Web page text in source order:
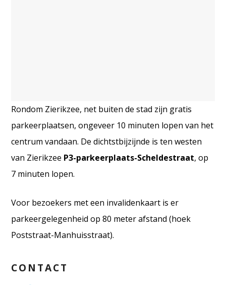
Rondom Zierikzee, net buiten de stad zijn gratis
parkeerplaatsen, ongeveer 10 minuten lopen van het
centrum vandaan. De dichtstbijzijnde is ten westen
van Zierikzee P3-parkeerplaats-Scheldestraat, op
7 minuten lopen.
Voor bezoekers met een invalidenkaart is er
parkeergelegenheid op 80 meter afstand (hoek
Poststraat-Manhuisstraat).
CONTACT